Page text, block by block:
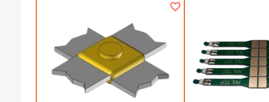
favorite_border